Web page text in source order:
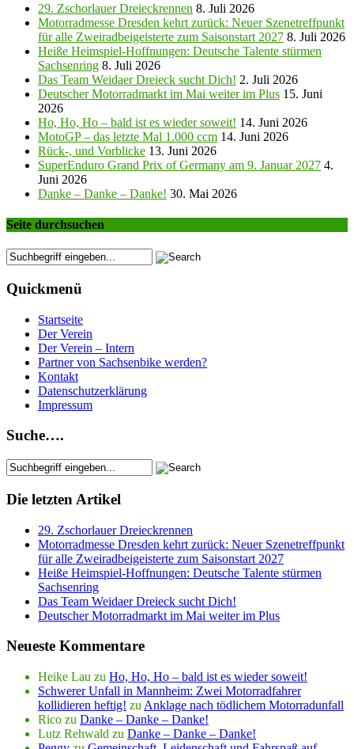
29. Zschorlauer Dreieckrennen 8. Juli 2026
Motorradmesse Dresden kehrt zurück: Neuer Szenetreffpunkt
für alle Zweiradbeigeisterte zum Saisonstart 2027 8. Juli 2026
Heiße Heimspiel-Hoffnungen: Deutsche Talente stürmen
Sachsenring 8. Juli 2026
Das Team Weidaer Dreieck sucht Dich! 2. Juli 2026
Deutscher Motorradmarkt im Mai weiter im Plus 15. Juni
2026
Ho, Ho, Ho – bald ist es wieder soweit! 14. Juni 2026
MotoGP – das letzte Mal 1.000 ccm 14. Juni 2026
Rück-, und Vorblicke 13. Juni 2026
SuperEnduro Grand Prix of Germany am 9. Januar 2027 4.
Juni 2026
Danke – Danke – Danke! 30. Mai 2026
Seite durchsuchen
Quickmenü
Startseite
Der Verein
Der Verein – Intern
Partner von Sachsenbike werden?
Kontakt
Datenschutzerklärung
Impressum
Suche….
Die letzten Artikel
29. Zschorlauer Dreieckrennen
Motorradmesse Dresden kehrt zurück: Neuer Szenetreffpunkt
für alle Zweiradbeigeisterte zum Saisonstart 2027
Heiße Heimspiel-Hoffnungen: Deutsche Talente stürmen
Sachsenring
Das Team Weidaer Dreieck sucht Dich!
Deutscher Motorradmarkt im Mai weiter im Plus
Neueste Kommentare
Heike Lau zu Ho, Ho, Ho – bald ist es wieder soweit!
Schwerer Unfall in Mannheim: Zwei Motorradfahrer
kollidieren heftig! zu Anklage nach tödlichem Motorradunfall
Rico zu Danke – Danke – Danke!
Lutz Rehwald zu Danke – Danke – Danke!